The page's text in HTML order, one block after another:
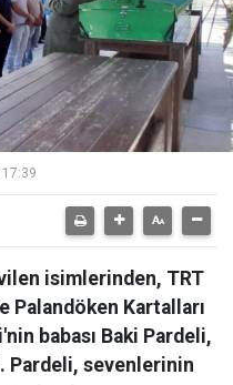
isimlerinden, TRT
Palandöken Kartalları
babası Baki Pardeli,
Pardeli, sevenlerinin